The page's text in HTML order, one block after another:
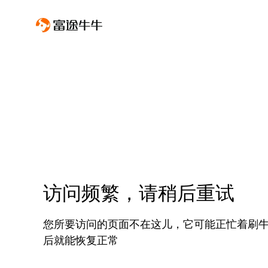
访问频繁，请稍后重试
您所要访问的页面不在这儿，它可能正忙着刷
后就能恢复正常